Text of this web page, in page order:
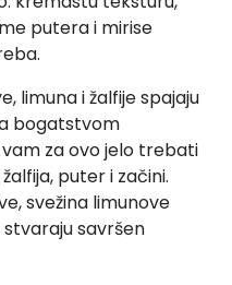
putera i mirise
limuna i žalfije spajaju
bogatstvom
za ovo jelo trebati
puter i začini.
svežina limunove
stvaraju savršen